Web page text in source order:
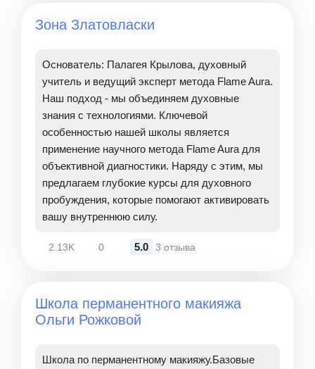
Зона Златовласки
Основатель: Палагея Крылова, духовный
учитель и ведущий эксперт метода Flame Aura.
Наш подход - мы объединяем духовные
знания с технологиями. Ключевой
особенностью нашей школы является
применение научного метода Flame Aura для
объективной диагностики. Наряду с этим, мы
предлагаем глубокие курсы для духовного
пробуждения, которые помогают активировать
вашу внутреннюю силу.
2.13K 0 5.0 3 отзыва
Школа перманентного макияжа
Ольги Рожковой
Школа по перманентному макияжу.Базовые